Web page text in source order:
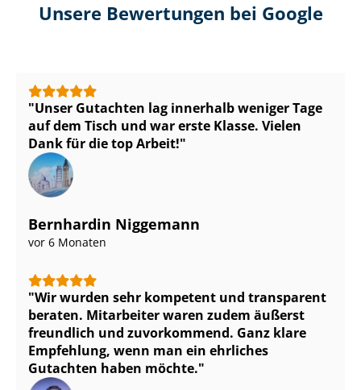
Unsere Bewertungen bei Google
Unser Gutachten lag innerhalb weniger Tage
auf dem Tisch und war erste Klasse. Vielen
Dank für die top Arbeit!
Bernhardin Niggemann
vor 6 Monaten
Wir wurden sehr kompetent und transparent
beraten. Mitarbeiter waren zudem äußerst
freundlich und zuvorkommend. Ganz klare
Empfehlung, wenn man ein ehrliches
Gutachten haben möchte.